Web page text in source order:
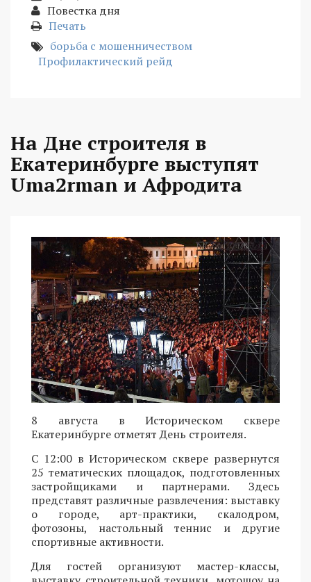
Повестка дня
Печать
борьба с мошенничеством
Профилактический рейд
На Дне строителя в
Екатеринбурге выступят
Uma2rman и Афродита
8 августа в Историческом сквере
Екатеринбурге отметят День строителя.
С 12:00 в Историческом сквере развернутся
25 тематических площадок, подготовленных
застройщиками и партнерами. Здесь
представят различные развлечения: выставку
о городе, арт-практики, скалодром,
фотозоны, настольный теннис и другие
спортивные активности.
Для гостей организуют мастер-классы,